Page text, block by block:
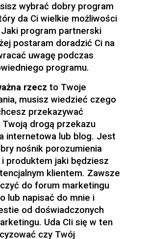
wybrać dobry program
da Ci wielkie możliwości
program partnerski
postaram doradzić Ci na
uwagę podczas
programu.
rzecz to Twoje
musisz wiedzieć czego
przekazywać
drogą przekazu
internetowa lub blog. Jest
nośnik porozumienia
i produktem jaki będziesz
klientem. Zawsze
do forum marketingu
lub napisać do mnie i
od doświadczonych
Uda CIi się w ten
czy Twój